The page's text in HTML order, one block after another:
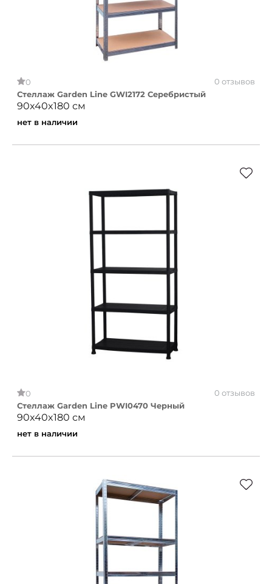
0
0 отзывов
Стеллаж Garden Line GWI2172 Серебристый
90x40x180 см
нет в наличии
0
0 отзывов
Стеллаж Garden Line PWI0470 Черный
90x40x180 см
нет в наличии